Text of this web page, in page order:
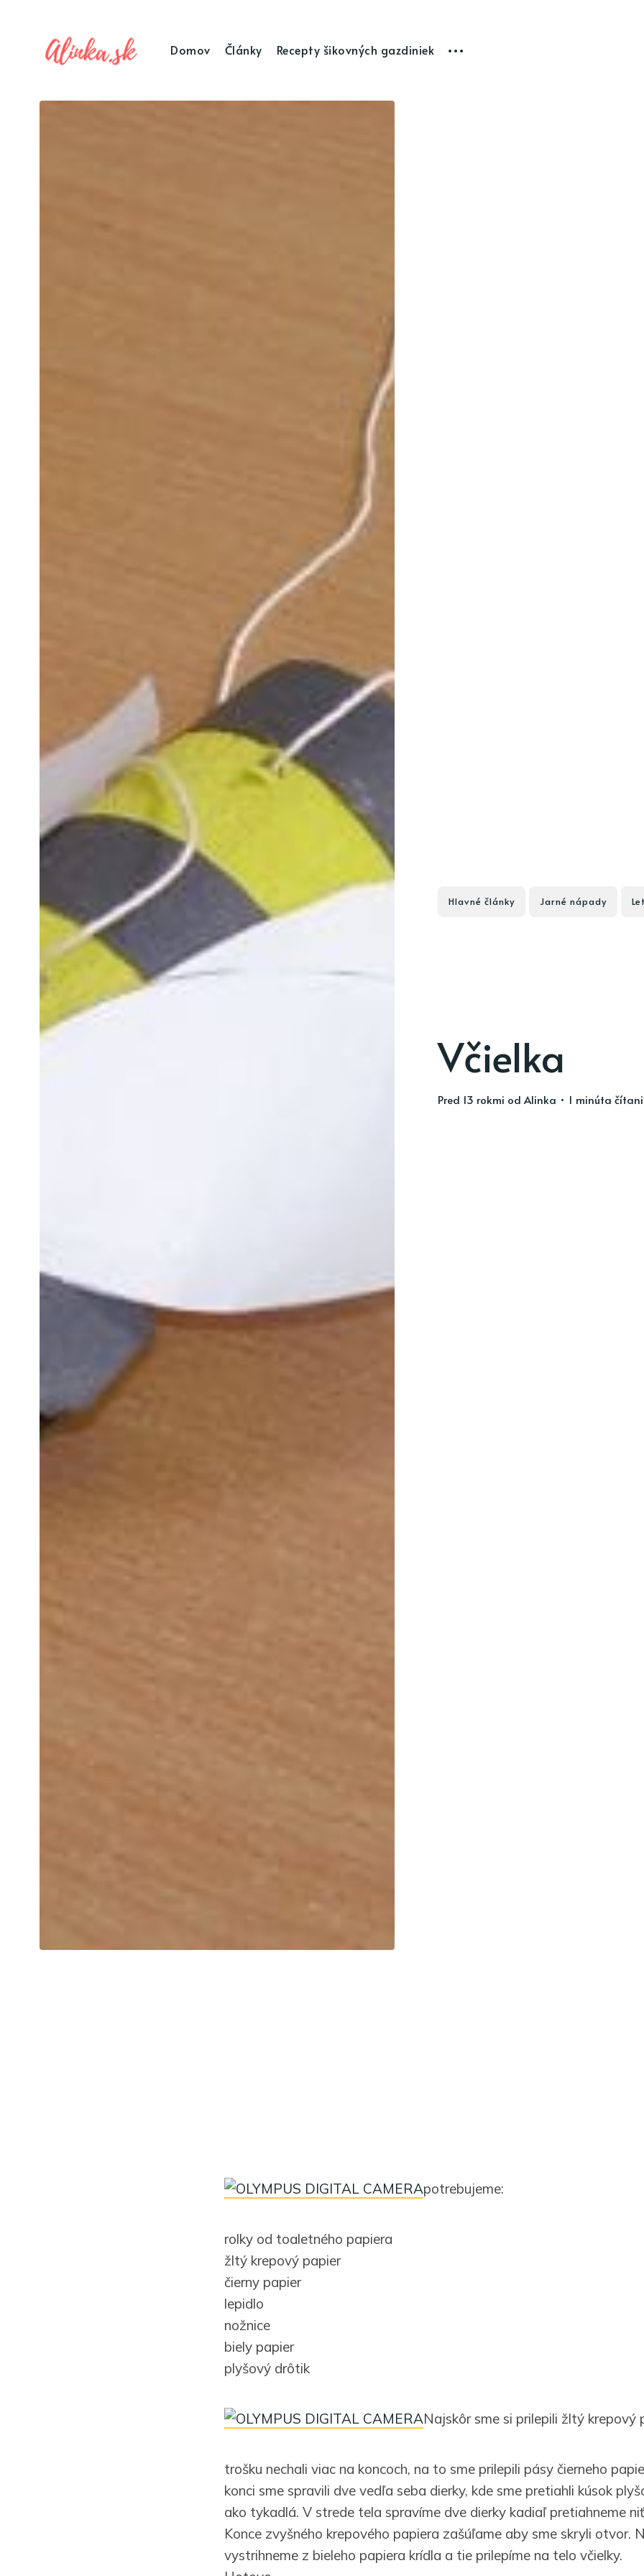
Domov Články Recepty šikovných gazdiniek
Hlavné články Jarné nápady
Včielka
pred 13 rokmi od Alinka • 1 minúta
potrebujeme:
rolky od toaletného papiera
žltý krepový papier
čierny papier
lepidlo
nožnice
biely papier
plyšový drôtik
Najskôr sme si prilepili žltý krepový
trošku nechali viac na koncoch, na to sme prilepili pásy čierneho
konci sme spravili dve vedľa seba dierky, kde sme pretiahli kúsok
ako tykadlá. V strede tela spravíme dve dierky kadiaľ pretiahneme
Konce zvyšného krepového papiera zašúľame aby sme skryli otvor.
vystrihneme z bieleho papiera krídla a tie prilepíme na telo včielky.